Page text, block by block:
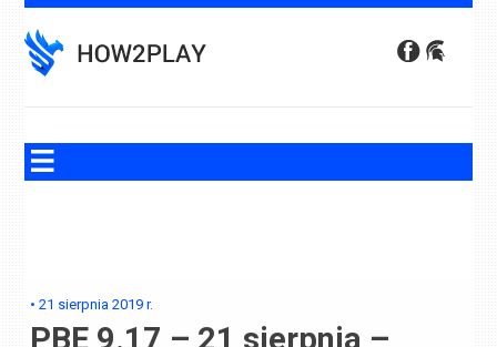
to
content
•21 sierpnia 2019 r.
PBE 9.17 – 21 sierpnia –